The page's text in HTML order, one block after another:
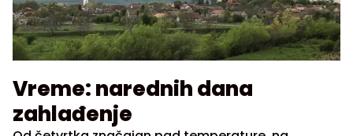
Vreme: narednih dana
zahlađenje